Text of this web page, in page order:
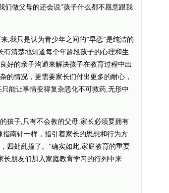
们做父母的还会说”孩子什么都不愿意跟我
我只是认为青少年之间的”早恋”是纯洁的
清楚地知道每个年龄段孩子的心理和生
好的亲子沟通来解决孩子在教育过程中出
的情况，更需要家长们付出更多的耐心，
能让事情变得复杂恶化不可救药,无形中
子,只有不会教的父母.家长必须要拥有
南针一样，指引着家长的思想和行为方
四处乱撞了。"确实如此,家庭教育的重要
朋友们加入家庭教育学习的行列中来